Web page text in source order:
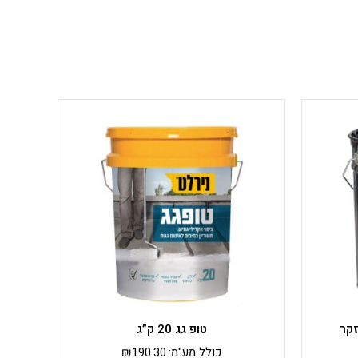
טופ גג 20 ק”ג
₪190.30כולל מע"מ: